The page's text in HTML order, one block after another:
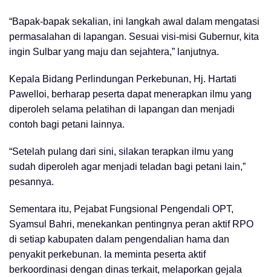
“Bapak-bapak sekalian, ini langkah awal dalam mengatasi
permasalahan di lapangan. Sesuai visi-misi Gubernur, kita
ingin Sulbar yang maju dan sejahtera,” lanjutnya.
Kepala Bidang Perlindungan Perkebunan, Hj. Hartati
Pawelloi, berharap peserta dapat menerapkan ilmu yang
diperoleh selama pelatihan di lapangan dan menjadi
contoh bagi petani lainnya.
“Setelah pulang dari sini, silakan terapkan ilmu yang
sudah diperoleh agar menjadi teladan bagi petani lain,”
pesannya.
Sementara itu, Pejabat Fungsional Pengendali OPT,
Syamsul Bahri, menekankan pentingnya peran aktif RPO
di setiap kabupaten dalam pengendalian hama dan
penyakit perkebunan. Ia meminta peserta aktif
berkoordinasi dengan dinas terkait, melaporkan gejala